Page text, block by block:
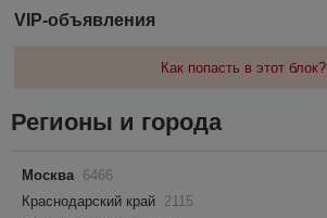
VIP-объявления
Как попасть в этот блок?
Регионы и города
Москва 6466
Краснодарский край 2115